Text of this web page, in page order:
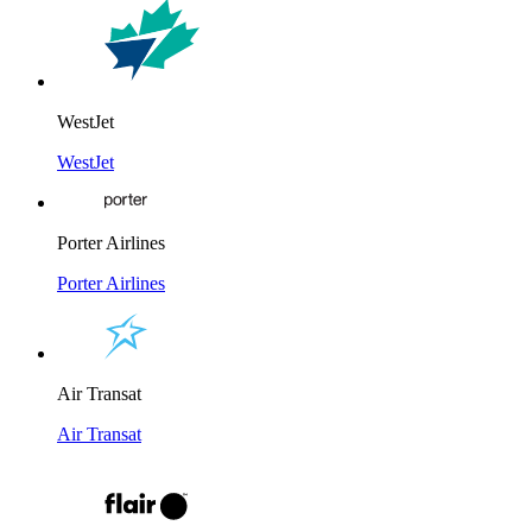
WestJet
WestJet
Porter Airlines
Porter Airlines
Air Transat
Air Transat